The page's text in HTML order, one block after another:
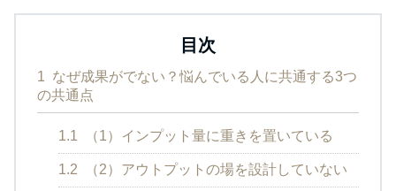
目次
1 なぜ成果がでない？悩んでいる人に共通する3つ
の共通点
1.1 （1）インプット量に重きを置いている
1.2 （2）アウトプットの場を設計していない